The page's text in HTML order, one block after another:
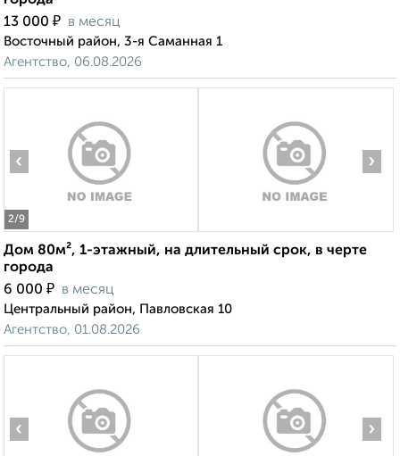
13 000 ₽ в месяц
Восточный район, 3-я Саманная 1
Агентство, 06.08.2026
2/9
‹ ›
Дом 80м², 1-этажный, на длительный срок, в черте
города
6 000 ₽ в месяц
Центральный район, Павловская 10
Агентство, 01.08.2026
‹ ›